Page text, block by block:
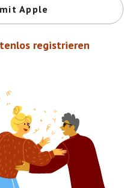
Apple
registrieren